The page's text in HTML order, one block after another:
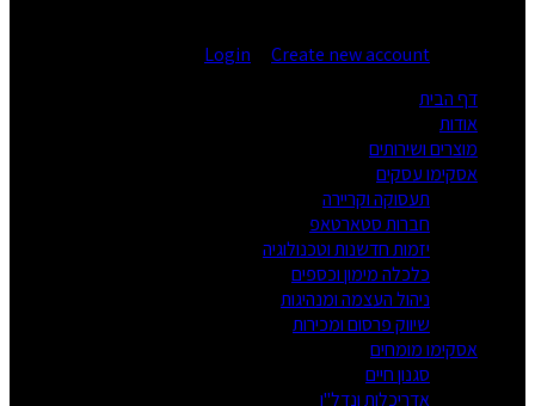
Login
Create new account
דף הבית
אודות
מוצרים ושירותים
אסקימו עסקים
תעסוקה וקריירה
חברות סטארטאפ
יזמות חדשנות וטכנולוגיה
כלכלה מימון וכספים
ניהול העצמה ומנהיגות
שיווק פרסום ומכירות
אסקימו מומחים
סגנון חיים
אדריכלות ונדל"ן